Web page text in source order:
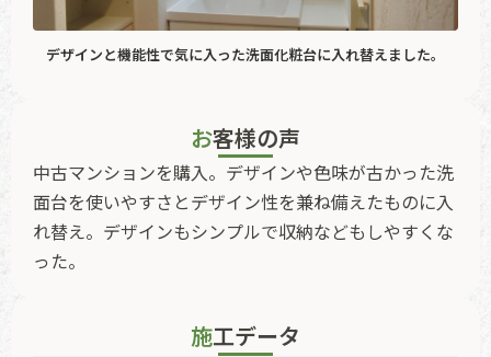
デザインと機能性で気に入った洗面化粧台に入れ替えました。
お客様の声
中古マンションを購入。デザインや色味が古かった洗
面台を使いやすさとデザイン性を兼ね備えたものに入
れ替え。デザインもシンプルで収納などもしやすくな
った。
施工データ